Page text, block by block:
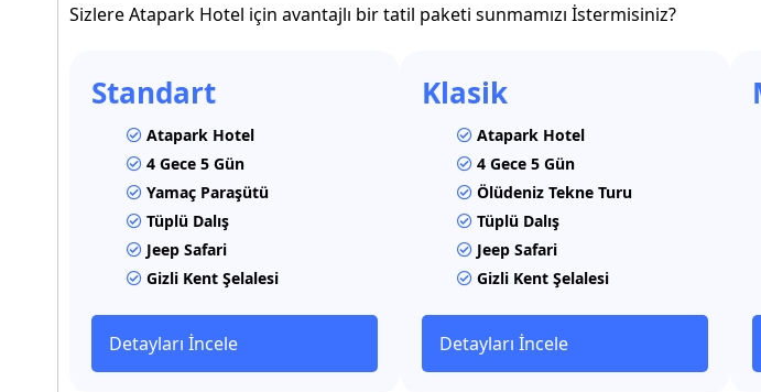
Sizlere Atapark Hotel için avantajlı bir tatil paketi sunmamızı İstermisiniz?
Standart
Atapark Hotel
4 Gece 5 Gün
Yamaç Paraşütü
Tüplü Dalış
Jeep Safari
Gizli Kent Şelalesi
Detayları İncele
Klasik
Atapark Hotel
4 Gece 5 Gün
Ölüdeniz Tekne Turu
Tüplü Dalış
Jeep Safari
Gizli Kent Şelalesi
Detayları İncele